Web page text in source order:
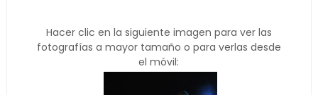
Hacer clic en la siguiente imagen para ver las
fotografías a mayor tamaño o para verlas desde
el móvil: